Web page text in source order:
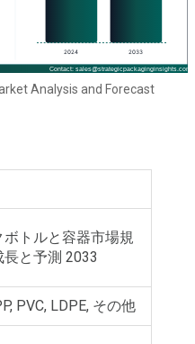
Analysis and Forecast
トルと容器市場規
と予測 2033
PVC, LDPE, その他